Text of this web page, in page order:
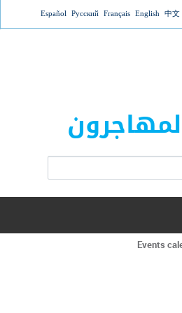
Jump to 中文
English
Français
Русский
Español
Events